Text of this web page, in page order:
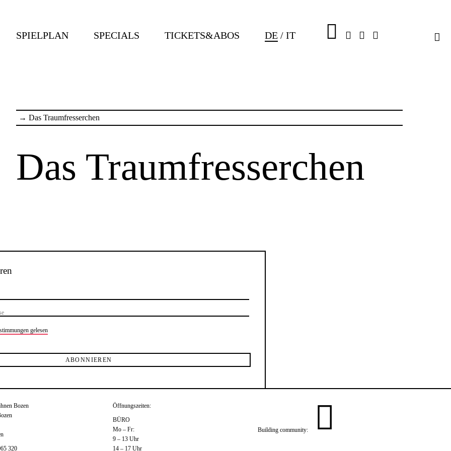
SPIELPLAN SPECIALS TICKETS&ABOS DE IT PLUS
FACEBOOK
INSTAGRAM
→ Das Traumfresserchen
Das Traumfresserchen
gelesen
Bozen
320
Öffnungszeiten:
BÜRO
Mo – Fr:
9 – 13 Uhr
14 – 17 Uhr
Building community: